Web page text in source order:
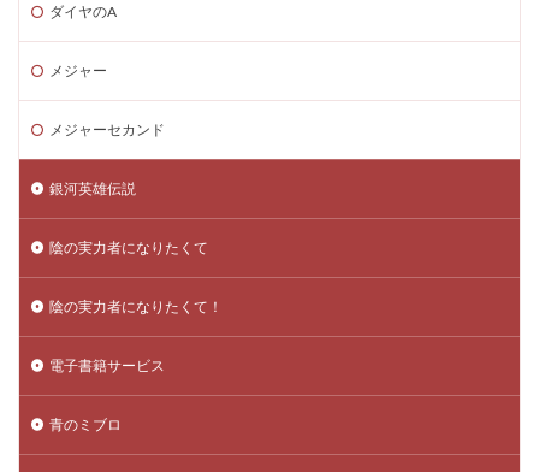
ダイヤのA
メジャー
メジャーセカンド
銀河英雄伝説
陰の実力者になりたくて
陰の実力者になりたくて！
電子書籍サービス
青のミブロ